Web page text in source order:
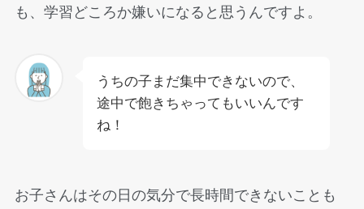
も、学習どころか嫌いになると思うんですよ。
うちの子まだ集中できないので、
途中で飽きちゃってもいいんです
ね！
お子さんはその日の気分で長時間できないことも